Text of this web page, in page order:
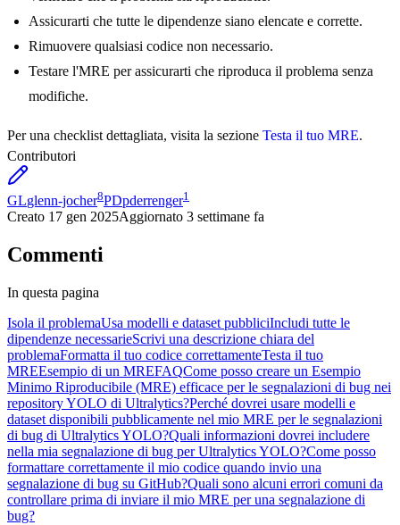
Assicurarti che tutte le dipendenze siano elencate e corrette.
Rimuovere qualsiasi codice non necessario.
Testare l'MRE per assicurarti che riproduca il problema senza
modifiche.
Per una checklist dettagliata, visita la sezione Testa il tuo MRE.
Contributori
GLglenn-jocher8PDpderrenger1
Creato 17 gen 2025Aggiornato 3 settimane fa
Commenti
In questa pagina
Isola il problemaUsa modelli e dataset pubbliciIncludi tutte le
dipendenze necessarieScrivi una descrizione chiara del
problemaFormatta il tuo codice correttamenteTesta il tuo
MREEsempio di un MREFAQCome posso creare un Esempio
Minimo Riproducibile (MRE) efficace per le segnalazioni di bug nei
repository YOLO di Ultralytics?Perché dovrei usare modelli e
dataset disponibili pubblicamente nel mio MRE per le segnalazioni
di bug di Ultralytics YOLO?Quali informazioni dovrei includere
nella mia segnalazione di bug per Ultralytics YOLO?Come posso
formattare correttamente il mio codice quando invio una
segnalazione di bug su GitHub?Quali sono alcuni errori comuni da
controllare prima di inviare il mio MRE per una segnalazione di
bug?